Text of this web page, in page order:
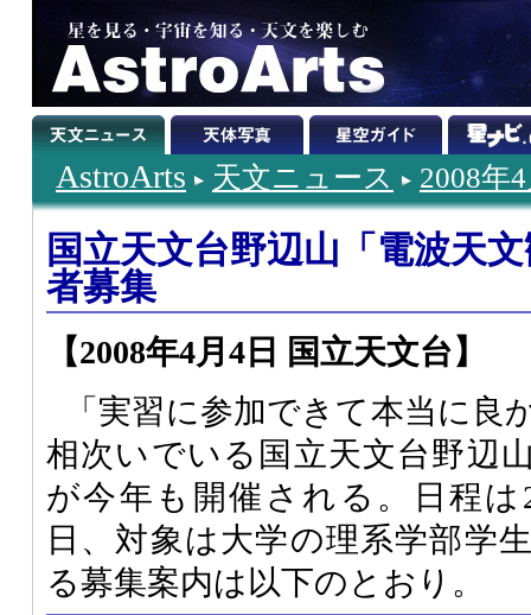
AstroArts 天文ニュース 2008年
国立天文台野辺山「電波天
者募集
【2008年4月4日 国立天文台】
「実習に参加できて本当に良
相次いでいる国立天文台野辺
が今年も開催される。日程は
日、対象は大学の理系学部学
る募集案内は以下のとおり。